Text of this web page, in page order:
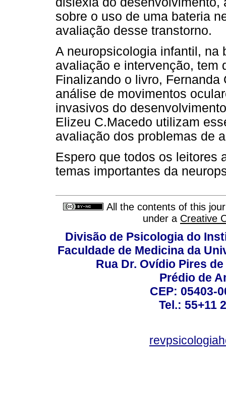
sobre o uso de uma bateria
avaliação desse transtorno.
A neuropsicologia infantil, na
avaliação e intervenção, tem
Finalizando o livro,
análise de movimentos
invasivos do
Elizeu C.Macedo utilizam
avaliação dos problemas de
Espero que todos os leitores
temas importantes da
All the contents of this
under a Creative
Divisão de Psicologia do
Faculdade de Medicina da
Rua Dr. Ovídio Pires
Prédio de
CEP: 05403-
Tel.: 55+11